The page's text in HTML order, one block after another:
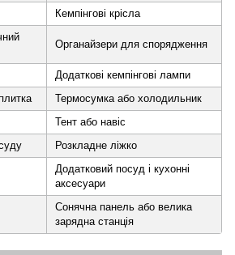
Кемпінгові крісла
Органайзери для спорядження
Додаткові кемпінгові лампи
Термосумка або холодильник
Тент або навіс
Розкладне ліжко
Додатковий посуд і кухонні
аксесуари
Сонячна панель або велика
зарядна станція